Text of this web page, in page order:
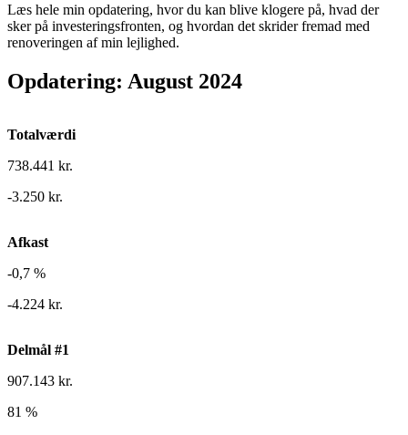
Læs hele min opdatering, hvor du kan blive klogere på, hvad der
sker på investeringsfronten, og hvordan det skrider fremad med
renoveringen af min lejlighed.
Opdatering: August 2024
Totalværdi
738.441 kr.
-3.250 kr.
Afkast
-0,7 %
-4.224 kr.
Delmål #1
907.143 kr.
81 %